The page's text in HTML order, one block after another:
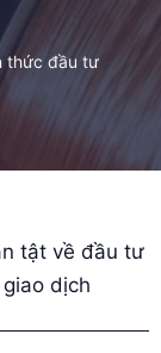
thức đầu tư
tật về đầu tư
dịch